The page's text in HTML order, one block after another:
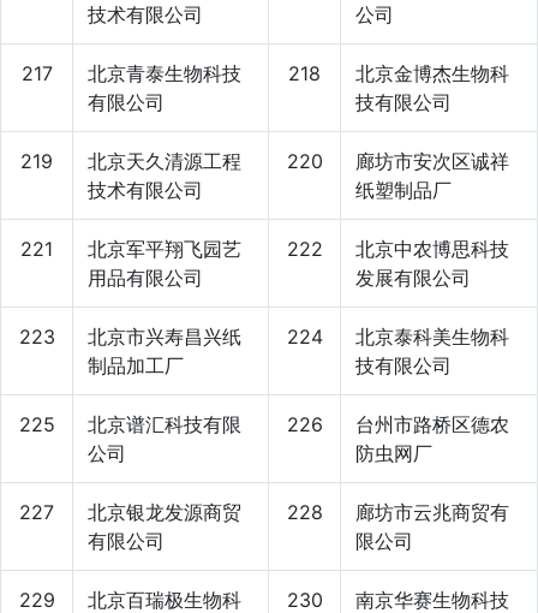
技术有限公司
公司
217
北京青泰生物科技
有限公司
218
北京金博杰生物科
技有限公司
219
北京天久清源工程
技术有限公司
220
廊坊市安次区诚祥
纸塑制品厂
221
北京军平翔飞园艺
用品有限公司
222
北京中农博思科技
发展有限公司
223
北京市兴寿昌兴纸
制品加工厂
224
北京泰科美生物科
技有限公司
225
北京谱汇科技有限
公司
226
台州市路桥区德农
防虫网厂
227
北京银龙发源商贸
有限公司
228
廊坊市云兆商贸有
限公司
229
北京百瑞极生物科
230
南京华赛生物科技